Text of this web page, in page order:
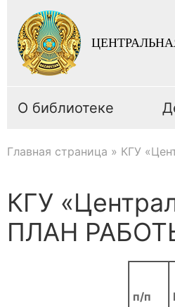
О библиотеке
Главная страница » КГУ
КГУ
ПЛАН
п/п